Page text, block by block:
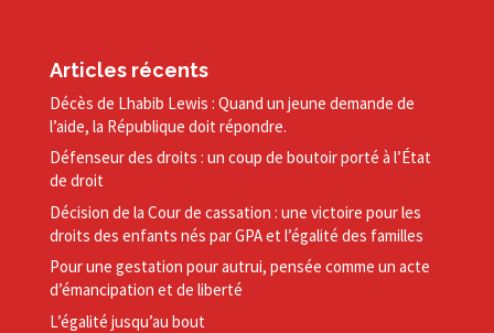
Articles récents
Décès de Lhabib Lewis : Quand un jeune demande de
l’aide, la République doit répondre.
Défenseur des droits : un coup de boutoir porté à l’État
de droit
Décision de la Cour de cassation : une victoire pour les
droits des enfants nés par GPA et l’égalité des familles
Pour une gestation pour autrui, pensée comme un acte
d’émancipation et de liberté
L’égalité jusqu’au bout